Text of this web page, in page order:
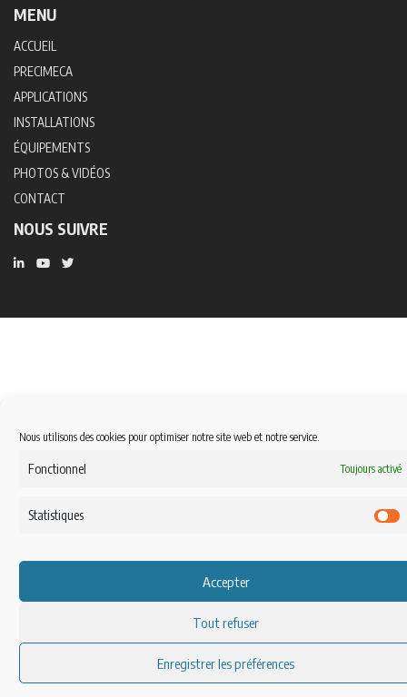
Nous utilisons des cookies pour optimiser notre site web et notre service.
Fonctionnel Toujours activé
Statistiques
Accepter
Tout refuser
Enregistrer les préférences
MENU
ACCUEIL
PRECIMECA
APPLICATIONS
INSTALLATIONS
ÉQUIPEMENTS
PHOTOS & VIDÉOS
CONTACT
NOUS SUIVRE